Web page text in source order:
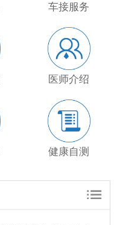
车接服务
医师介绍
健康自测